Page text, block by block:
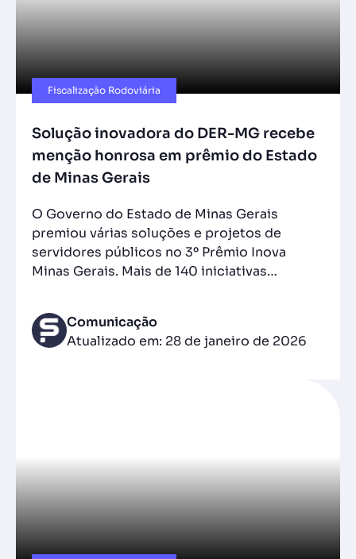
Fiscalização Rodoviária
Solução inovadora do DER-MG recebe
menção honrosa em prêmio do Estado
de Minas Gerais
O Governo do Estado de Minas Gerais
premiou várias soluções e projetos de
servidores públicos no 3º Prêmio Inova
Minas Gerais. Mais de 140 iniciativas…
Comunicação
Atualizado em: 28 de janeiro de 2026